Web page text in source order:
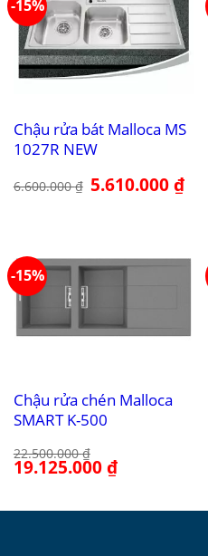
-15%
Chậu rửa bát Malloca MS
1027R NEW
6.600.000₫ Giá
gốc
5.610.000₫Giá
hiện
-15%
Chậu rửa chén Malloca
SMART K-500
22.500.000₫
Giá
gốc
19.125.000₫Giá
hiện
19.125.000 ₫.